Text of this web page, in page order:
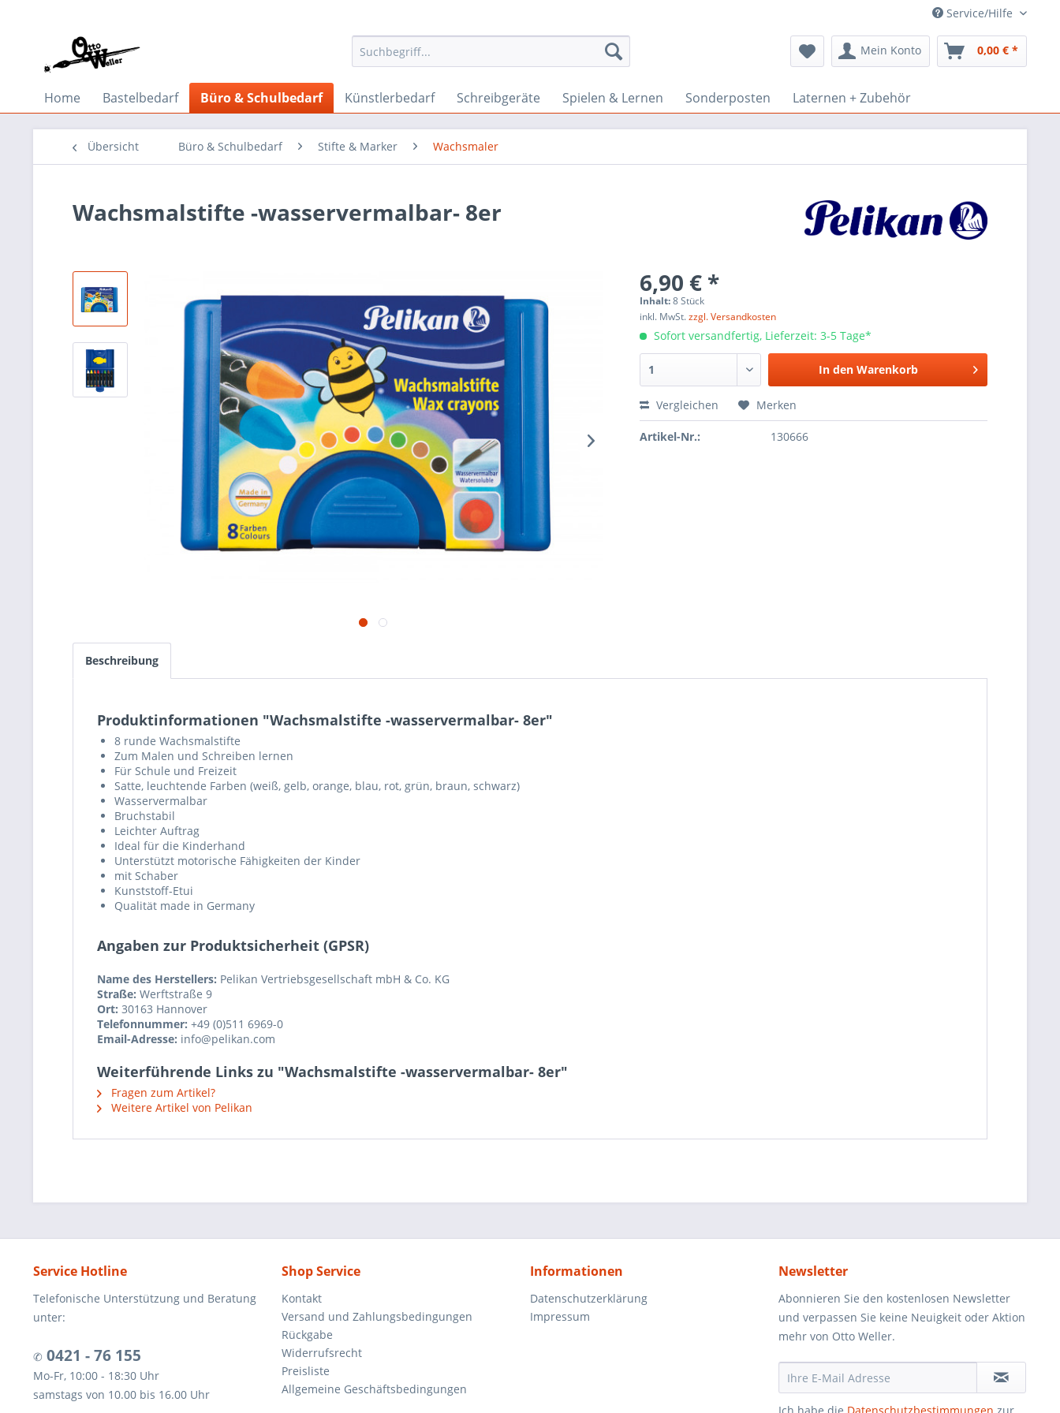
Service/Hilfe
Mein Konto 0,00 € *
Home Bastelbedarf Büro & Schulbedarf Künstlerbedarf Schreibgeräte Spielen & Lernen Sonderposten Laternen + Zubehör
Übersicht Büro & Schulbedarf Stifte & Marker Wachsmaler
Wachsmalstifte -wasservermalbar- 8er
6,90 € *
Inhalt:8 Stück
inkl. MwSt.zzgl. Versandkosten
Sofort versandfertig, Lieferzeit: 3-5 Tage*
In den Warenkorb
Vergleichen Merken
Artikel-Nr.: 130666
Beschreibung
Produktinformationen "Wachsmalstifte -wasservermalbar- 8er"
8 runde Wachsmalstifte
Zum Malen und Schreiben lernen
Für Schule und Freizeit
Satte, leuchtende Farben (weiß, gelb, orange, blau, rot, grün, braun, schwarz)
Wasservermalbar
Bruchstabil
Leichter Auftrag
Ideal für die Kinderhand
Unterstützt motorische Fähigkeiten der Kinder
mit Schaber
Kunststoff-Etui
Qualität made in Germany
Angaben zur Produktsicherheit (GPSR)
Name des Herstellers: Pelikan Vertriebsgesellschaft mbH & Co. KG
Straße: Werftstraße 9
Ort: 30163 Hannover
Telefonnummer: +49 (0)511 6969-0
Email-Adresse: info@pelikan.com
Weiterführende Links zu "Wachsmalstifte -wasservermalbar- 8er"
Fragen zum Artikel?
Weitere Artikel von Pelikan
Service Hotline
Telefonische Unterstützung und Beratung
unter:
✆ 0421 - 76 155
Mo-Fr, 10:00 - 18:30 Uhr
samstags von 10.00 bis 16.00 Uhr
Shop Service
Kontakt
Versand und Zahlungsbedingungen
Rückgabe
Widerrufsrecht
Preisliste
Allgemeine Geschäftsbedingungen
Informationen
Datenschutzerklärung
Impressum
Newsletter
Abonnieren Sie den kostenlosen Newsletter
und verpassen Sie keine Neuigkeit oder Aktion
mehr von Otto Weller.